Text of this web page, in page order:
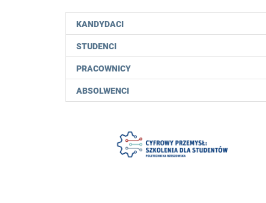
KANDYDACI
STUDENCI
PRACOWNICY
ABSOLWENCI